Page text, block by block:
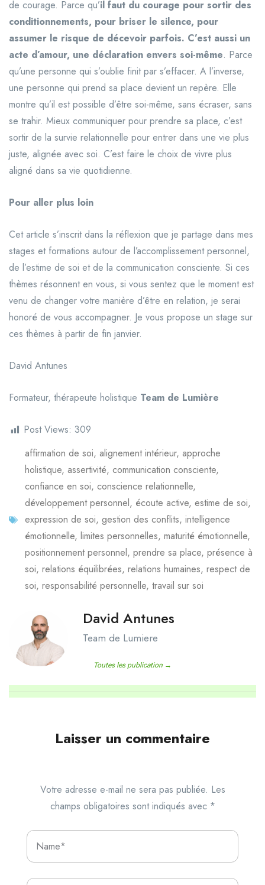
de courage. Parce qu’il faut du courage pour sortir des
conditionnements, pour briser le silence, pour
assumer le risque de décevoir parfois. C’est aussi un
acte d’amour, une déclaration envers soi-même. Parce
qu’une personne qui s’oublie finit par s’effacer. A l’inverse,
une personne qui prend sa place devient un repère. Elle
montre qu’il est possible d’être soi-même, sans écraser, sans
se trahir. Mieux communiquer pour prendre sa place, c’est
sortir de la survie relationnelle pour entrer dans une vie plus
juste, alignée avec soi. C’est faire le choix de vivre plus
aligné dans sa vie quotidienne.
Pour aller plus loin
Cet article s’inscrit dans la réflexion que je partage dans mes
stages et formations autour de l’accomplissement personnel,
de l’estime de soi et de la communication consciente. Si ces
thèmes résonnent en vous, si vous sentez que le moment est
venu de changer votre manière d’être en relation, je serai
honoré de vous accompagner. Je vous propose un stage sur
ces thèmes à partir de fin janvier.
David Antunes
Formateur, thérapeute holistique Team de Lumière
Post Views: 309
affirmation de soi, alignement intérieur, approche
holistique, assertivité, communication consciente,
confiance en soi, conscience relationnelle,
développement personnel, écoute active, estime de soi,
expression de soi, gestion des conflits, intelligence
émotionnelle, limites personnelles, maturité émotionnelle,
positionnement personnel, prendre sa place, présence à
soi, relations équilibrées, relations humaines, respect de
soi, responsabilité personnelle, travail sur soi
David Antunes
Team de Lumiere
Toutes les publication →
Laisser un commentaire
Votre adresse e-mail ne sera pas publiée. Les
champs obligatoires sont indiqués avec *